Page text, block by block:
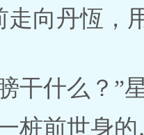
走向丹恆，
干什么？”
桩前世身